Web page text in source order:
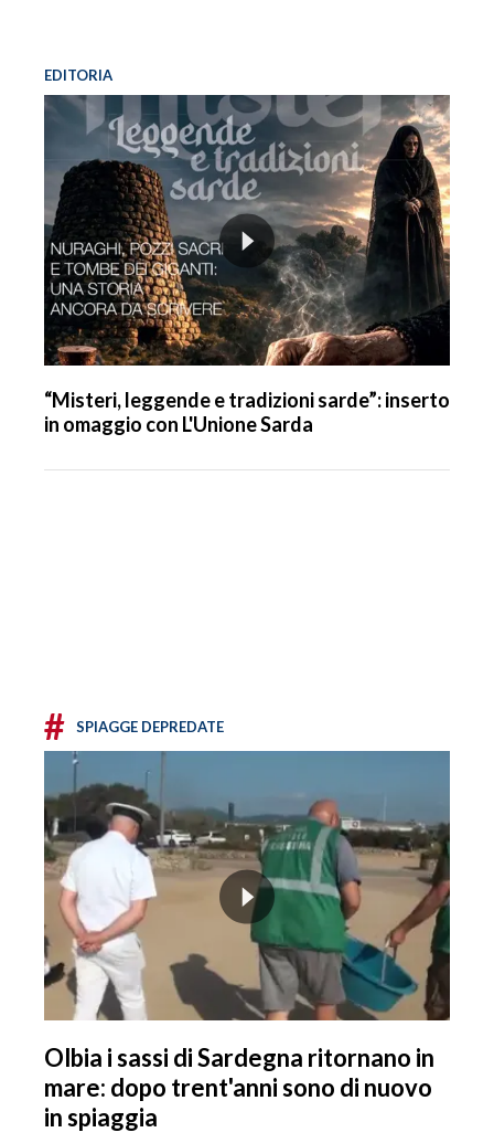
EDITORIA
“Misteri, leggende e tradizioni sarde”: inserto
in omaggio con L'Unione Sarda
# SPIAGGE DEPREDATE
Olbia i sassi di Sardegna ritornano in
mare: dopo trent'anni sono di nuovo
in spiaggia